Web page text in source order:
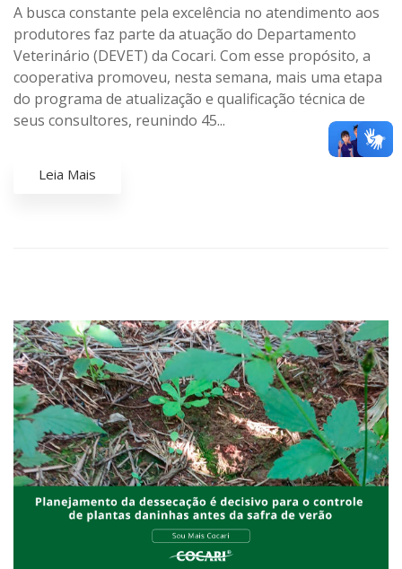
A busca constante pela excelência no atendimento aos
produtores faz parte da atuação do Departamento
Veterinário (DEVET) da Cocari. Com esse propósito, a
cooperativa promoveu, nesta semana, mais uma etapa
do programa de atualização e qualificação técnica de
seus consultores, reunindo 45...
Leia Mais